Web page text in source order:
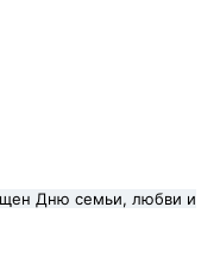
Дню семьи, любви и